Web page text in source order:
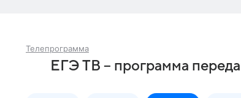
Телепрограмма
ЕГЭ ТВ – программа